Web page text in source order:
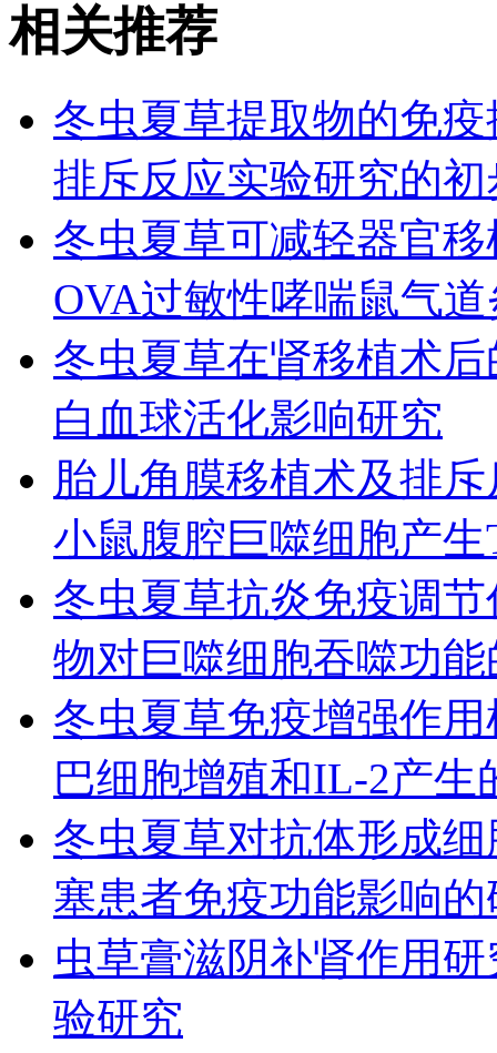
相关推荐
冬虫夏草提取物的免
排斥反应实验研究的
冬虫夏草可减轻器官
OVA过敏性哮喘鼠气
冬虫夏草在肾移植术
白血球活化影响研究
胎儿角膜移植术及排
小鼠腹腔巨噬细胞产
冬虫夏草抗炎免疫调
物对巨噬细胞吞噬功
冬虫夏草免疫增强作
巴细胞增殖和IL-2产生
冬虫夏草对抗体形成
塞患者免疫功能影响的
虫草膏滋阴补肾作用研
验研究